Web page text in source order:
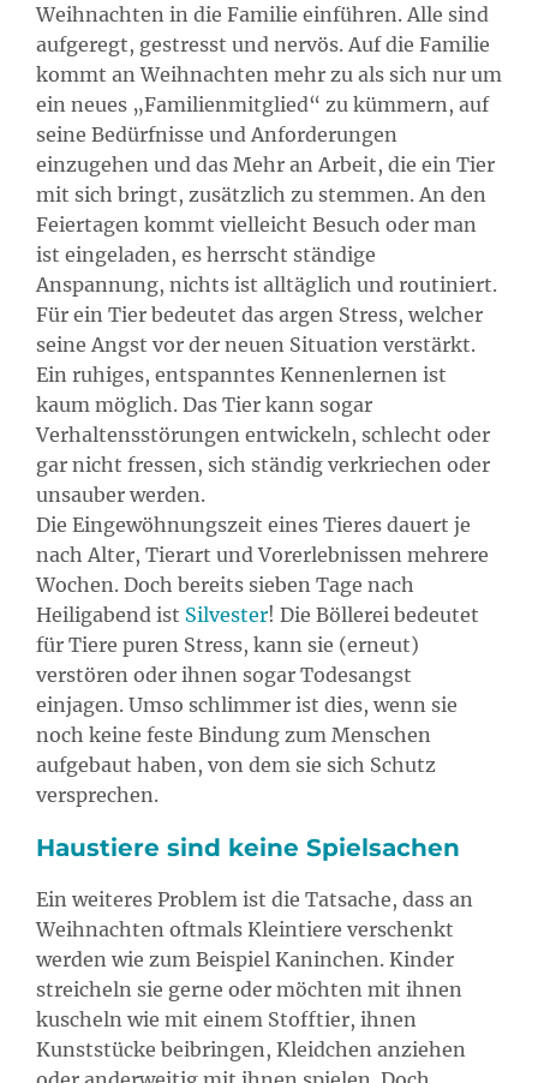
Weihnachten in die Familie einführen. Alle sind
aufgeregt, gestresst und nervös. Auf die Familie
kommt an Weihnachten mehr zu als sich nur um
ein neues „Familienmitglied“ zu kümmern, auf
seine Bedürfnisse und Anforderungen
einzugehen und das Mehr an Arbeit, die ein Tier
mit sich bringt, zusätzlich zu stemmen. An den
Feiertagen kommt vielleicht Besuch oder man
ist eingeladen, es herrscht ständige
Anspannung, nichts ist alltäglich und routiniert.
Für ein Tier bedeutet das argen Stress, welcher
seine Angst vor der neuen Situation verstärkt.
Ein ruhiges, entspanntes Kennenlernen ist
kaum möglich. Das Tier kann sogar
Verhaltensstörungen entwickeln, schlecht oder
gar nicht fressen, sich ständig verkriechen oder
unsauber werden.
Die Eingewöhnungszeit eines Tieres dauert je
nach Alter, Tierart und Vorerlebnissen mehrere
Wochen. Doch bereits sieben Tage nach
Heiligabend ist Silvester! Die Böllerei bedeutet
für Tiere puren Stress, kann sie (erneut)
verstören oder ihnen sogar Todesangst
einjagen. Umso schlimmer ist dies, wenn sie
noch keine feste Bindung zum Menschen
aufgebaut haben, von dem sie sich Schutz
versprechen.
Haustiere sind keine Spielsachen
Ein weiteres Problem ist die Tatsache, dass an
Weihnachten oftmals Kleintiere verschenkt
werden wie zum Beispiel Kaninchen. Kinder
streicheln sie gerne oder möchten mit ihnen
kuscheln wie mit einem Stofftier, ihnen
Kunststücke beibringen, Kleidchen anziehen